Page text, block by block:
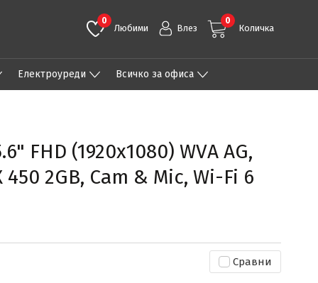
0
Любими Влез
0
Количка
Eлектроуреди Всичко за офиса
FHD (1920x1080) WVA AG,
450 2GB, Cam & Mic, Wi-Fi 6
Сравни